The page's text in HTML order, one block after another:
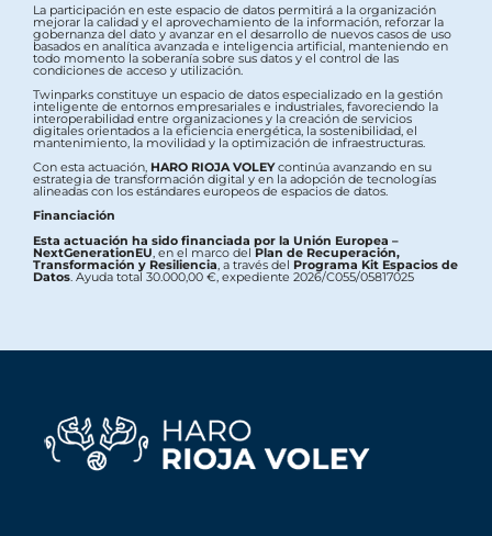
La participación en este espacio de datos permitirá a la organización
mejorar la calidad y el aprovechamiento de la información, reforzar la
gobernanza del dato y avanzar en el desarrollo de nuevos casos de uso
basados en analítica avanzada e inteligencia artificial, manteniendo en
todo momento la soberanía sobre sus datos y el control de las
condiciones de acceso y utilización.
Twinparks constituye un espacio de datos especializado en la gestión
inteligente de entornos empresariales e industriales, favoreciendo la
interoperabilidad entre organizaciones y la creación de servicios
digitales orientados a la eficiencia energética, la sostenibilidad, el
mantenimiento, la movilidad y la optimización de infraestructuras.
Con esta actuación, HARO RIOJA VOLEYcontinúa avanzando en su
estrategia de transformación digital y en la adopción de tecnologías
alineadas con los estándares europeos de espacios de datos.
Financiación
Esta actuación ha sido financiada por la Unión Europea –
NextGenerationEU , en el marco delPlan de Recuperación,
Transformación y Resiliencia , a través del Programa Kit Espacios de
Datos . Ayuda total 30.000,00 €, expediente 2026/C055/05817025